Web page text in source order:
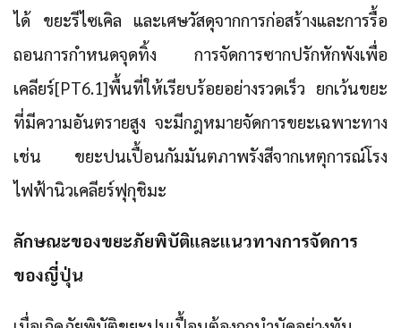
ได้ ขยะรีไซเคิล และเศษวัสดุจากการก่อสร้างและการรื้อ
ถอนการกำหนดจุดทิ้ง การจัดการซากปรักหักพังเพื่อ
เคลียร์[PT6.1]พื้นที่ให้เรียบร้อยอย่างรวดเร็ว ยกเว้นขยะ
ที่มีความอันตรายสูง จะมีกฎหมายจัดการขยะเฉพาะทาง
เช่น ขยะปนเปื้อนกัมมันตภาพรังสีจากเหตุการณ์โรง
ไฟฟ้านิวเคลียร์ฟุกุชิมะ
ลักษณะของขยะภัยพิบัติและแนวทางการจัดการ
ของญี่ปุ่น